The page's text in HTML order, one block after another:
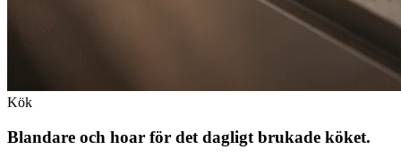
Kök
Blandare och hoar för det dagligt brukade köket.